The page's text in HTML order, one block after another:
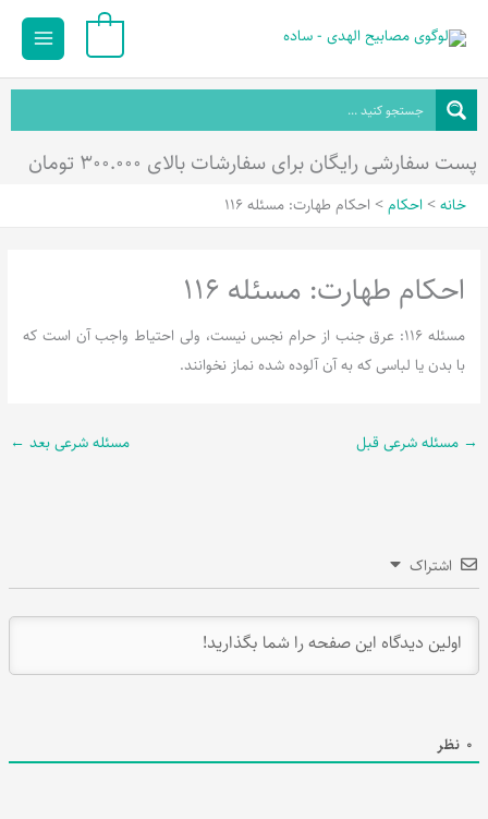
محتوا
Main
پست سفارشی رایگان برای سفارشات بالای ۳۰۰.۰۰۰ تومان
خانه احکام احکام طهارت: مسئله 116
احکام طهارت: مسئله 116
مسئله 116: عرق جنب از حرام نجس نیست، ولى احتیاط واجب آن است که
با بدن یا لباسى که به آن آلوده شده نماز نخوانند.
→ مسئله شرعی قبل مسئله شرعی بعد ←
اشتراک
0 نظر